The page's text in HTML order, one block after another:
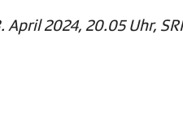
2024, 20.05 Uhr,